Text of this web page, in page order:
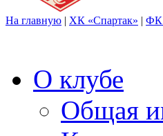
На главную | ХК «Спартак» | ФК
О клубе
Общая